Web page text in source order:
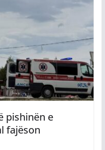
pishinën e
fajëson